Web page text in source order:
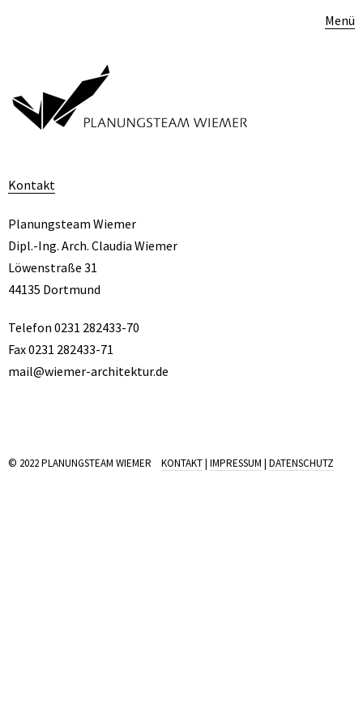
Menü
Kontakt
Planungsteam Wiemer
Dipl.-Ing. Arch. Claudia Wiemer
Löwenstraße 31
44135 Dortmund
Telefon 0231 282433-70
Fax 0231 282433-71
mail@wiemer-architektur.de
© 2022 PLANUNGSTEAM WIEMER KONTAKT| IMPRESSUM | DATENSCHUTZ